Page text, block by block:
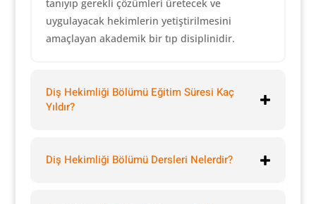
tanıyıp gerekli çözümleri üretecek ve
uygulayacak hekimlerin yetiştirilmesini
amaçlayan akademik bir tıp disiplinidir.
Diş Hekimliği Bölümü Eğitim Süresi Kaç
Yıldır?
Diş Hekimliği Bölümü Dersleri Nelerdir?